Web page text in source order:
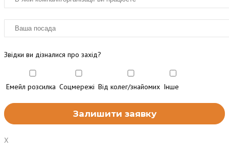
Звідки ви дізналися про захід?
Емейл розсилка Соцмережі Від колег/знайомих Інше
X